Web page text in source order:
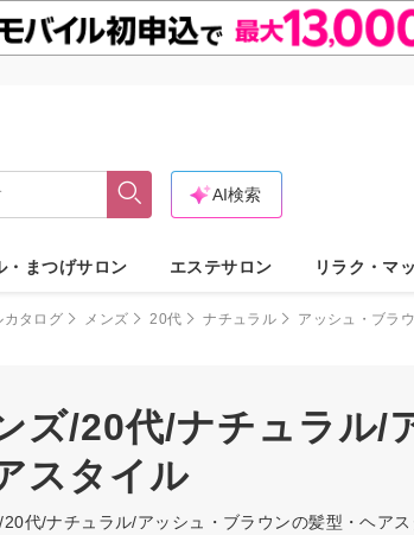
AI検索
・まつげサロン エステサロン リラク・マ
カタログ メンズ 20代 ナチュラル アッシュ・ブラ
ズ/20代/ナチュラル/
スタイル
20代/ナチュラル/アッシュ・ブラウンの髪型・ヘア